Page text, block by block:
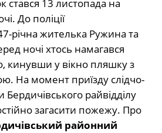
13 листопада на
До поліції
річна жителька Ружина та
ночі хтось намагався
кинувши у вікно пляшку з
На момент приїзду слідчо-
Бердичівського райвідділу
загасити пожежу. Про
районний